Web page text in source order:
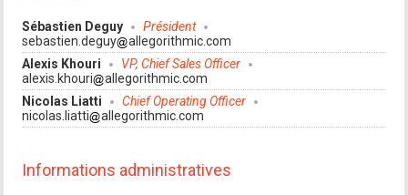
Sébastien Deguy
Président
sebastien.deguy
allegorithmic.com
Alexis Khouri
VP, Chief Sales Officer
alexis.khouri
allegorithmic.com
Nicolas Liatti
Chief Operating Officer
nicolas.liatti
allegorithmic.com
Informations administratives